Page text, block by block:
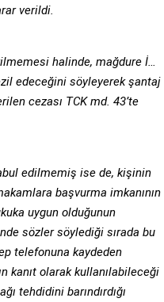
verildi.
halinde, mağdure İ…
edeceğini söyleyerek şantaj
cezası TCK md. 43’te
edilmemiş ise de, kişinin
başvurma imkanının
uygun olduğunun
sözler söylediği sırada bu
telefonuna kaydeden
kanıt olarak kullanılabileceği
tehdidini barındırdığı